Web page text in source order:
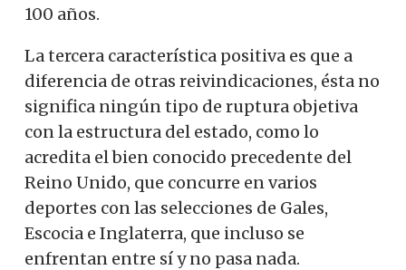
100 años.
La tercera característica positiva es que a
diferencia de otras reivindicaciones, ésta no
significa ningún tipo de ruptura objetiva
con la estructura del estado, como lo
acredita el bien conocido precedente del
Reino Unido, que concurre en varios
deportes con las selecciones de Gales,
Escocia e Inglaterra, que incluso se
enfrentan entre sí y no pasa nada.